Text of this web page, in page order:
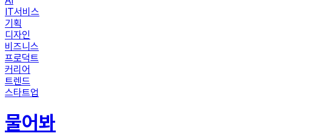
IT서비스
기획
디자인
비즈니스
프로덕트
커리어
트렌드
스타트업
물어봐